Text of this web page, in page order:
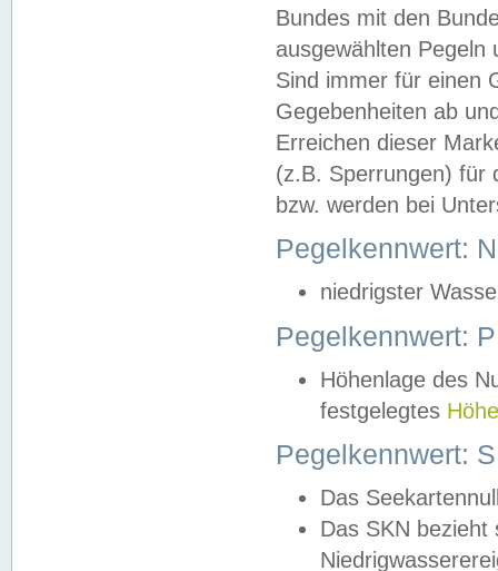
Bundes mit den
ausgewählten
Sind immer für einen
Gegebenheiten ab
Erreichen dieser
(z.B. Sperrungen) für
bzw. werden bei
Pegelkennwert:
niedrigster
Pegelkennwert:
Höhenlage des
festgelegtes
Pegelkennwert:
Das
Das SKN